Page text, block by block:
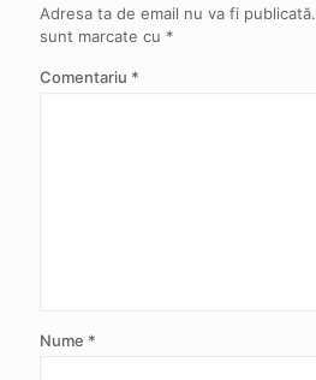
Adresa ta de email nu va fi publicată.
sunt marcate cu *
Comentariu *
Nume *